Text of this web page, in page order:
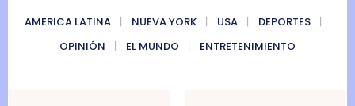
AMERICA LATINA NUEVA YORK USA
DEPORTES
OPINIÓN
EL MUNDO ENTRETENIMIENTO